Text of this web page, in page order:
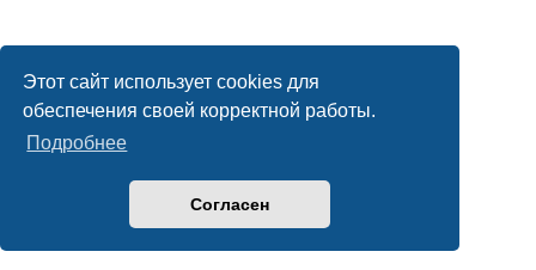
Этот сайт использует cookies для
обеспечения своей корректной работы.
Подробнее
Согласен